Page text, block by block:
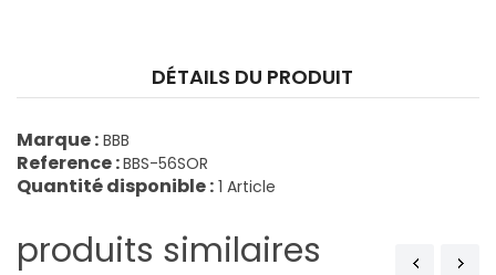
DÉTAILS DU PRODUIT
Marque : BBB
Reference :BBS-56SOR
Quantité disponible : 1 Article
produits similaires